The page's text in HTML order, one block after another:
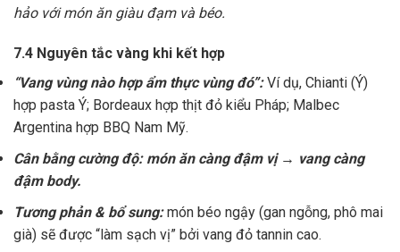
hảo với món ăn giàu đạm và béo.
7.4 Nguyên tắc vàng khi kết hợp
“Vang vùng nào hợp ẩm thực vùng đó”:Ví dụ, Chianti (Ý)
hợp pasta Ý; Bordeaux hợp thịt đỏ kiểu Pháp; Malbec
Argentina hợp BBQ Nam Mỹ.
Cân bằng cường độ: món ăn càng đậm vị → vang càng
đậm body.
Tương phản & bổ sung:món béo ngậy (gan ngỗng, phô mai
già) sẽ được “làm sạch vị” bởi vang đỏ tannin cao.